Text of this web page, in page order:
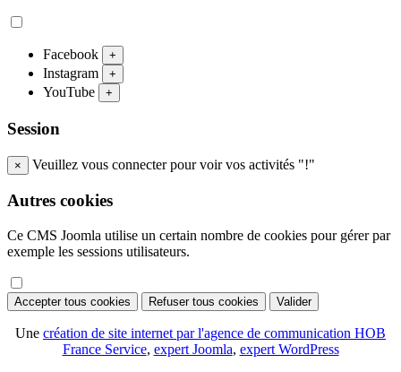
Facebook +
Instagram +
YouTube +
Session
× Veuillez vous connecter pour voir vos activités "!"
Autres cookies
Ce CMS Joomla utilise un certain nombre de cookies pour gérer par
exemple les sessions utilisateurs.
Accepter tous cookies Refuser tous cookies Valider
Une création de site internet par l'agence de communication HOB
France Service, expert Joomla, expert WordPress